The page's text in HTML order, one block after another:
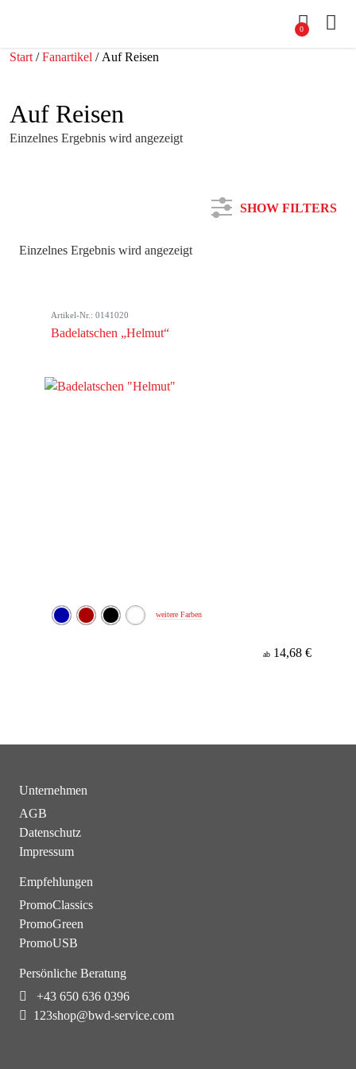
0
Start /Fanartikel / Auf Reisen
Auf Reisen
Einzelnes Ergebnis wird angezeigt
SHOW FILTERS
Farbe
Einzelnes Ergebnis wird angezeigt
Artikel-Nr.: 0141020
Badelatschen „Helmut“
weitere Farben
ab 14,68 €
Unternehmen
AGB
Datenschutz
Impressum
Empfehlungen
PromoClassics
PromoGreen
PromoUSB
Persönliche Beratung
+43 650 636 0396
123shop@bwd-service.com